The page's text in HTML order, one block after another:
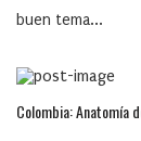
buen tema...
Colombia: Anatomía